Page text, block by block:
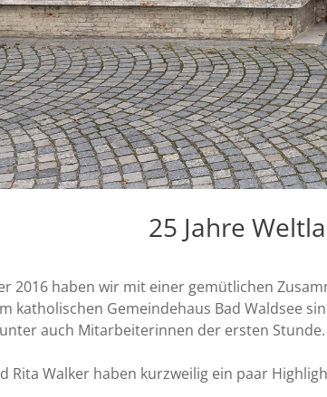
25 Jahre
2016 haben wir mit einer gemütlichen
katholischen Gemeindehaus Bad Waldsee
auch Mitarbeiterinnen der ersten Stunde.
Rita Walker haben kurzweilig ein paar